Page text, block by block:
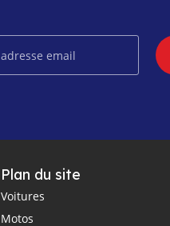
Plan du site
Voitures
Motos